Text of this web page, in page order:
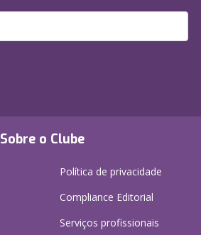
Sobre o Clube
Política de privacidade
Compliance Editorial
Serviços profissionais